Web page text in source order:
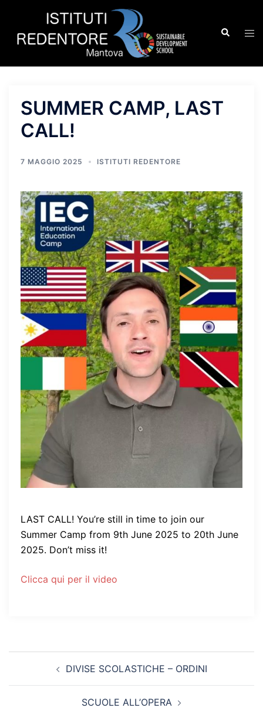
contenuto
Cerca
SUMMER CAMP, LAST
CALL!
7 MAGGIO 2025 ISTITUTI REDENTORE
LAST CALL! You’re still in time to join our
Summer Camp from 9th June 2025 to 20th June
2025. Don’t miss it!
Clicca qui per il video
articolo DIVISE SCOLASTICHE – ORDINI
SCUOLE ALL’OPERA